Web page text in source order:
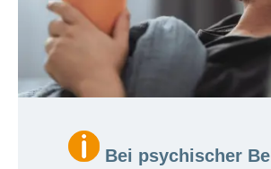
Bei psychischer